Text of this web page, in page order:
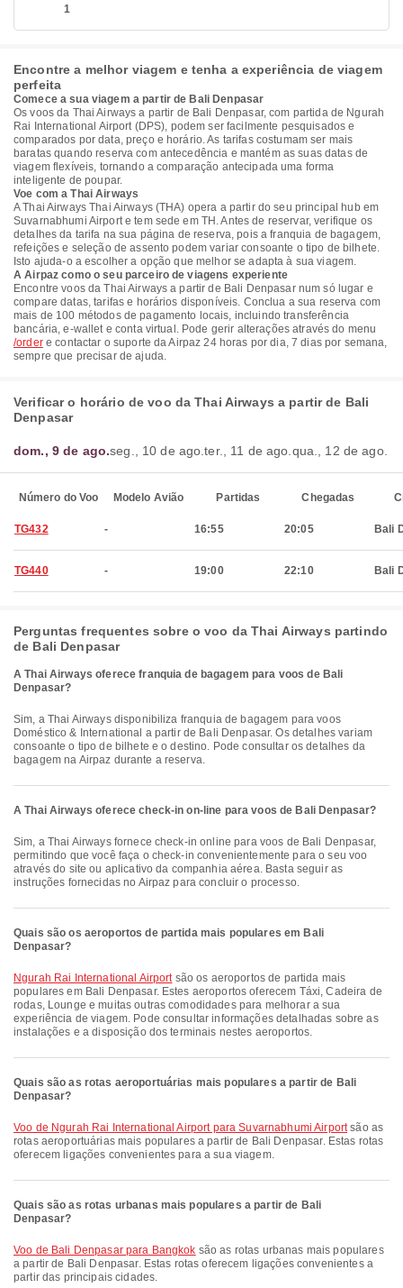
1
Encontre a melhor viagem e tenha a experiência de viagem
perfeita
Comece a sua viagem a partir de Bali Denpasar
Os voos da Thai Airways a partir de Bali Denpasar, com partida de Ngurah
Rai International Airport (DPS), podem ser facilmente pesquisados e
comparados por data, preço e horário. As tarifas costumam ser mais
baratas quando reserva com antecedência e mantém as suas datas de
viagem flexíveis, tornando a comparação antecipada uma forma
inteligente de poupar.
Voe com a Thai Airways
A Thai Airways Thai Airways (THA) opera a partir do seu principal hub em
Suvarnabhumi Airport e tem sede em TH. Antes de reservar, verifique os
detalhes da tarifa na sua página de reserva, pois a franquia de bagagem,
refeições e seleção de assento podem variar consoante o tipo de bilhete.
Isto ajuda-o a escolher a opção que melhor se adapta à sua viagem.
A Airpaz como o seu parceiro de viagens experiente
Encontre voos da Thai Airways a partir de Bali Denpasar num só lugar e
compare datas, tarifas e horários disponíveis. Conclua a sua reserva com
mais de 100 métodos de pagamento locais, incluindo transferência
bancária, e-wallet e conta virtual. Pode gerir alterações através do menu
/ordere contactar o suporte da Airpaz 24 horas por dia, 7 dias por semana,
sempre que precisar de ajuda.
Verificar o horário de voo da Thai Airways a partir de Bali
Denpasar
dom., 9 de ago.seg., 10 de ago.ter., 11 de ago. qua., 12 de ago.
Número do Voo Modelo Avião Partidas Chegadas
TG432 - 16:55 20:05 Bali
TG440 - 19:00 22:10 Bali
Perguntas frequentes sobre o voo da Thai Airways partindo
de Bali Denpasar
A Thai Airways oferece franquia de bagagem para voos de Bali
Denpasar?
Sim, a Thai Airways disponibiliza franquia de bagagem para voos
Doméstico & International a partir de Bali Denpasar. Os detalhes variam
consoante o tipo de bilhete e o destino. Pode consultar os detalhes da
bagagem na Airpaz durante a reserva.
A Thai Airways oferece check-in on-line para voos de Bali Denpasar?
Sim, a Thai Airways fornece check-in online para voos de Bali Denpasar,
permitindo que você faça o check-in convenientemente para o seu voo
através do site ou aplicativo da companhia aérea. Basta seguir as
instruções fornecidas no Airpaz para concluir o processo.
Quais são os aeroportos de partida mais populares em Bali
Denpasar?
Ngurah Rai International Airportsão os aeroportos de partida mais
populares em Bali Denpasar. Estes aeroportos oferecem Táxi, Cadeira de
rodas, Lounge e muitas outras comodidades para melhorar a sua
experiência de viagem. Pode consultar informações detalhadas sobre as
instalações e a disposição dos terminais nestes aeroportos.
Quais são as rotas aeroportuárias mais populares a partir de Bali
Denpasar?
voo de Ngurah Rai International Airport para Suvarnabhumi Airportsão as
rotas aeroportuárias mais populares a partir de Bali Denpasar. Estas rotas
oferecem ligações convenientes para a sua viagem.
Quais são as rotas urbanas mais populares a partir de Bali
Denpasar?
voo de Bali Denpasar para Bangkok são as rotas urbanas mais populares
a partir de Bali Denpasar. Estas rotas oferecem ligações convenientes a
partir das principais cidades.